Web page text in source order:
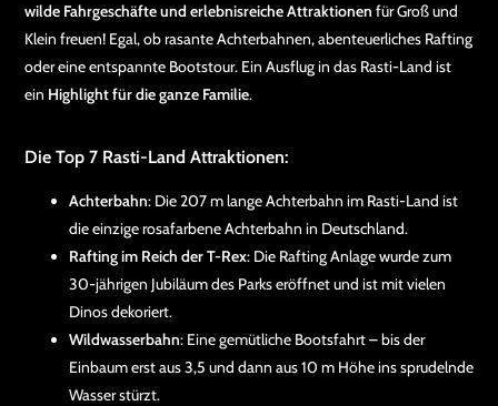
wilde Fahrgeschäfte und erlebnisreiche Attraktionen für Groß und
Klein freuen! Egal, ob rasante Achterbahnen, abenteuerliches Rafting
oder eine entspannte Bootstour. Ein Ausflug in das Rasti-Land ist
ein Highlight für die ganze Familie.
Die Top 7 Rasti-Land Attraktionen:
Achterbahn: Die 207 m lange Achterbahn im Rasti-Land ist
die einzige rosafarbene Achterbahn in Deutschland.
Rafting im Reich der T-Rex: Die Rafting Anlage wurde zum
30-jährigen Jubiläum des Parks eröffnet und ist mit vielen
Dinos dekoriert.
Wildwasserbahn: Eine gemütliche Bootsfahrt – bis der
Einbaum erst aus 3,5 und dann aus 10 m Höhe ins sprudelnde
Wasser stürzt.